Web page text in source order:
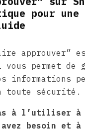
pour une
approuver”
permet de
informations
toute sécurité.
à l’utiliser à
avez besoin et